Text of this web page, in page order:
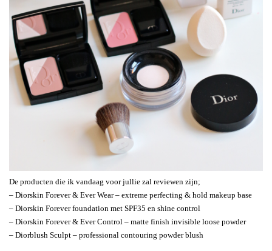
De producten die ik vandaag voor jullie zal reviewen zijn;
– Diorskin Forever & Ever Wear – extreme perfecting & hold makeup base
– Diorskin Forever foundation met SPF35 en shine control
– Diorskin Forever & Ever Control – matte finish invisible loose powder
– Diorblush Sculpt – professional contouring powder blush